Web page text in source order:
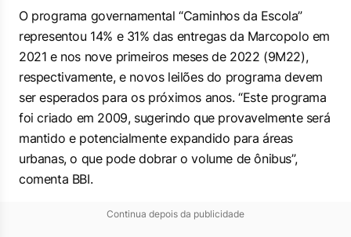
O programa governamental “Caminhos da Escola”
representou 14% e 31% das entregas da Marcopolo em
2021 e nos nove primeiros meses de 2022 (9M22),
respectivamente, e novos leilões do programa devem
ser esperados para os próximos anos. “Este programa
foi criado em 2009, sugerindo que provavelmente será
mantido e potencialmente expandido para áreas
urbanas, o que pode dobrar o volume de ônibus”,
comenta BBI.
Continua depois da publicidade